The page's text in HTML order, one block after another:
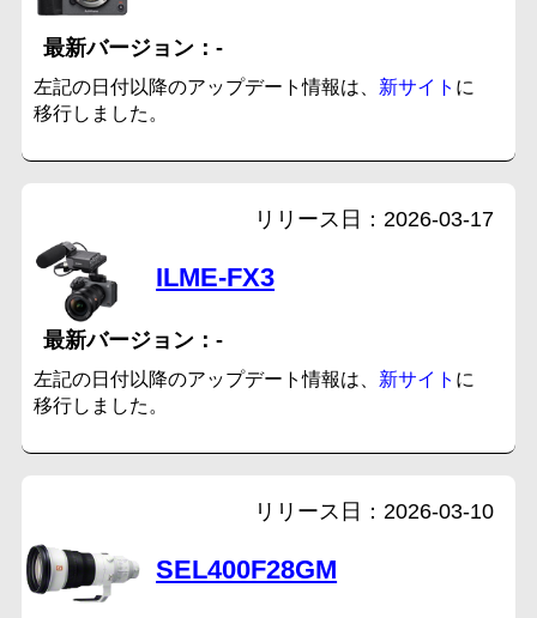
-
左記の日付以降のアップデート情報は、 新サイト に
移行しました。
ILME-FX3
-
2026-03-17
左記の日付以降のアップデート情報は、 新サイト に
移行しました。
SEL400F28GM
2026-03-10